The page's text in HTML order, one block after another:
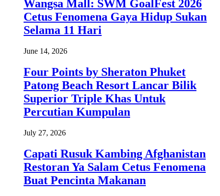
Wangsa Mall: SWM GoalFest 2026
Cetus Fenomena Gaya Hidup Sukan
Selama 11 Hari
June 14, 2026
Four Points by Sheraton Phuket
Patong Beach Resort Lancar Bilik
Superior Triple Khas Untuk
Percutian Kumpulan
July 27, 2026
Capati Rusuk Kambing Afghanistan
Restoran Ya Salam Cetus Fenomena
Buat Pencinta Makanan